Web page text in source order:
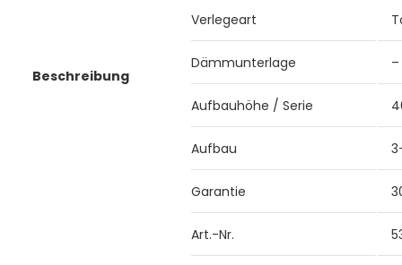
Beschreibung
Verlegeart
Dämmunterlage –
Aufbauhöhe / Serie
Aufbau
Garantie
Art.-Nr.